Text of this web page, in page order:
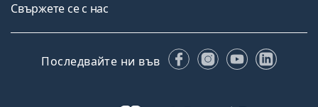
Свържете се с нас
Последвайте ни във FacebookInstagram
YouTube